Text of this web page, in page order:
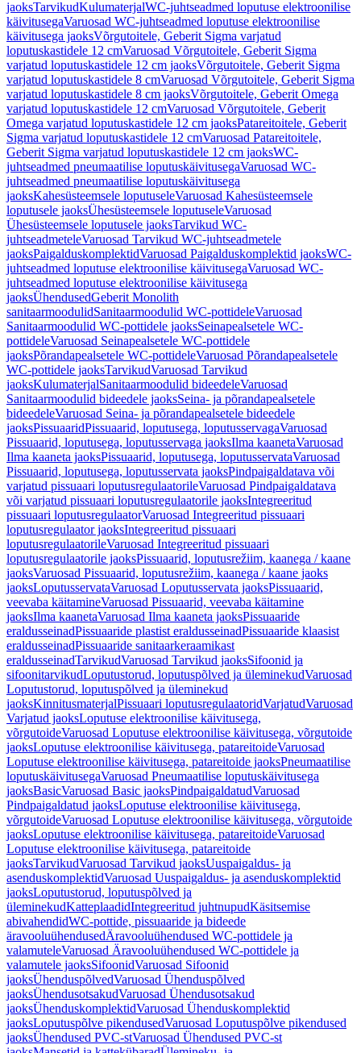
jaoksTarvikudKulumaterjalWC-juhtseadmed loputuse elektroonilise
käivitusegaVaruosad WC-juhtseadmed loputuse elektroonilise
käivitusega jaoksVõrgutoitele, Geberit Sigma varjatud
loputuskastidele 12 cmVaruosad Võrgutoitele, Geberit Sigma
varjatud loputuskastidele 12 cm jaoksVõrgutoitele, Geberit Sigma
varjatud loputuskastidele 8 cmVaruosad Võrgutoitele, Geberit Sigma
varjatud loputuskastidele 8 cm jaoksVõrgutoitele, Geberit Omega
varjatud loputuskastidele 12 cmVaruosad Võrgutoitele, Geberit
Omega varjatud loputuskastidele 12 cm jaoksPatareitoitele, Geberit
Sigma varjatud loputuskastidele 12 cmVaruosad Patareitoitele,
Geberit Sigma varjatud loputuskastidele 12 cm jaoksWC-
juhtseadmed pneumaatilise loputuskäivitusegaVaruosad WC-
juhtseadmed pneumaatilise loputuskäivitusega
jaoksKahesüsteemsele loputuseleVaruosad Kahesüsteemsele
loputusele jaoksÜhesüsteemsele loputuseleVaruosad
Ühesüsteemsele loputusele jaoksTarvikud WC-
juhtseadmeteleVaruosad Tarvikud WC-juhtseadmetele
jaoksPaigalduskomplektidVaruosad Paigalduskomplektid jaoksWC-
juhtseadmed loputuse elektroonilise käivitusegaVaruosad WC-
juhtseadmed loputuse elektroonilise käivitusega
jaoksÜhendusedGeberit Monolith
sanitaarmoodulidSanitaarmoodulid WC-pottideleVaruosad
Sanitaarmoodulid WC-pottidele jaoksSeinapealsetele WC-
pottideleVaruosad Seinapealsetele WC-pottidele
jaoksPõrandapealsetele WC-pottideleVaruosad Põrandapealsetele
WC-pottidele jaoksTarvikudVaruosad Tarvikud
jaoksKulumaterjalSanitaarmoodulid bideedeleVaruosad
Sanitaarmoodulid bideedele jaoksSeina- ja põrandapealsetele
bideedeleVaruosad Seina- ja põrandapealsetele bideedele
jaoksPissuaaridPissuaarid, loputusega, loputusservagaVaruosad
Pissuaarid, loputusega, loputusservaga jaoksIlma kaanetaVaruosad
Ilma kaaneta jaoksPissuaarid, loputusega, loputusservataVaruosad
Pissuaarid, loputusega, loputusservata jaoksPindpaigaldatava või
varjatud pissuaari loputusregulaatorileVaruosad Pindpaigaldatava
või varjatud pissuaari loputusregulaatorile jaoksIntegreeritud
pissuaari loputusregulaatorVaruosad Integreeritud pissuaari
loputusregulaator jaoksIntegreeritud pissuaari
loputusregulaatorileVaruosad Integreeritud pissuaari
loputusregulaatorile jaoksPissuaarid, loputusrežiim, kaanega / kaane
jaoksVaruosad Pissuaarid, loputusrežiim, kaanega / kaane jaoks
jaoksLoputusservataVaruosad Loputusservata jaoksPissuaarid,
veevaba käitamineVaruosad Pissuaarid, veevaba käitamine
jaoksIlma kaanetaVaruosad Ilma kaaneta jaoksPissuaaride
eraldusseinadPissuaaride plastist eraldusseinadPissuaaride klaasist
eraldusseinadPissuaaride sanitaarkeraamikast
eraldusseinadTarvikudVaruosad Tarvikud jaoksSifoonid ja
sifoonitarvikudLoputustorud, loputuspõlved ja üleminekudVaruosad
Loputustorud, loputuspõlved ja üleminekud
jaoksKinnitusmaterjalPissuaari loputusregulaatoridVarjatudVaruosad
Varjatud jaoksLoputuse elektroonilise käivitusega,
võrgutoideVaruosad Loputuse elektroonilise käivitusega, võrgutoide
jaoksLoputuse elektroonilise käivitusega, patareitoideVaruosad
Loputuse elektroonilise käivitusega, patareitoide jaoksPneumaatilise
loputuskäivitusegaVaruosad Pneumaatilise loputuskäivitusega
jaoksBasicVaruosad Basic jaoksPindpaigaldatudVaruosad
Pindpaigaldatud jaoksLoputuse elektroonilise käivitusega,
võrgutoideVaruosad Loputuse elektroonilise käivitusega, võrgutoide
jaoksLoputuse elektroonilise käivitusega, patareitoideVaruosad
Loputuse elektroonilise käivitusega, patareitoide
jaoksTarvikudVaruosad Tarvikud jaoksUuspaigaldus- ja
asenduskomplektidVaruosad Uuspaigaldus- ja asenduskomplektid
jaoksLoputustorud, loputuspõlved ja
üleminekudKatteplaadidIntegreeritud juhtnupudKäsitsemise
abivahendidWC-pottide, pissuaaride ja bideede
äravooluühendusedÄravooluühendused WC-pottidele ja
valamuteleVaruosad Äravooluühendused WC-pottidele ja
valamutele jaoksSifoonidVaruosad Sifoonid
jaoksÜhenduspõlvedVaruosad Ühenduspõlved
jaoksÜhendusotsakudVaruosad Ühendusotsakud
jaoksÜhenduskomplektidVaruosad Ühenduskomplektid
jaoksLoputuspõlve pikendusedVaruosad Loputuspõlve pikendused
jaoksÜhendused PVC-stVaruosad Ühendused PVC-st